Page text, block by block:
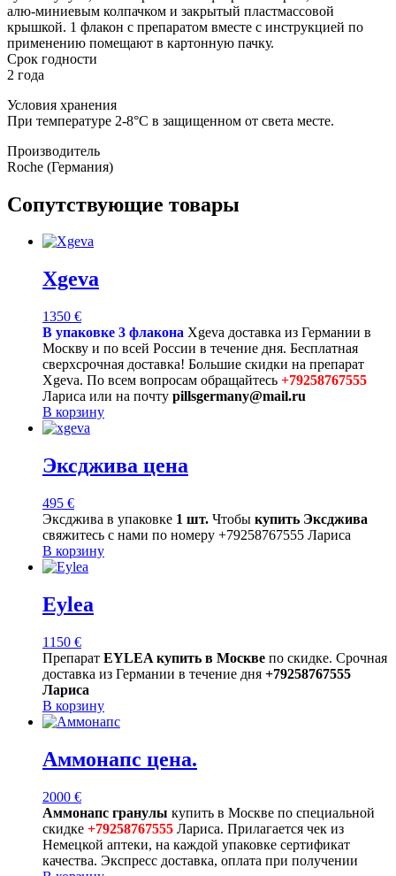
алю-миниевым колпачком и закрытый пластмассовой
крышкой. 1 флакон с препаратом вместе с инструкцией по
применению помещают в картонную пачку.
Срок годности
2 года
Условия хранения
При температуре 2-8°С в защищенном от света месте.
Производитель
Roche (Германия)
Сопутствующие товары
Xgeva
1350 €
В упаковке 3 флакона Xgeva доставка из Германии в
Москву и по всей России в течение дня. Бесплатная
сверхсрочная доставка! Большие скидки на препарат
Xgeva. По всем вопросам обращайтесь +79258767555
Лариса или на почту pillsgermany@mail.ru
В корзину
Эксджива цена
495 €
Эксджива в упаковке 1 шт. Чтобы купить Эксджива
свяжитесь с нами по номеру +79258767555 Лариса
В корзину
Eylea
1150 €
Препарат EYLEA купить в Москве по скидке. Срочная
доставка из Германии в течение дня +79258767555
Лариса
В корзину
Аммонапс цена.
2000 €
Аммонапс гранулы купить в Москве по специальной
скидке +79258767555 Лариса. Прилагается чек из
Немецкой аптеки, на каждой упаковке сертификат
качества. Экспресс доставка, оплата при получении